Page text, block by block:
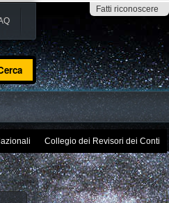
Fatti riconoscere
Collegio dei Revisori dei Conti